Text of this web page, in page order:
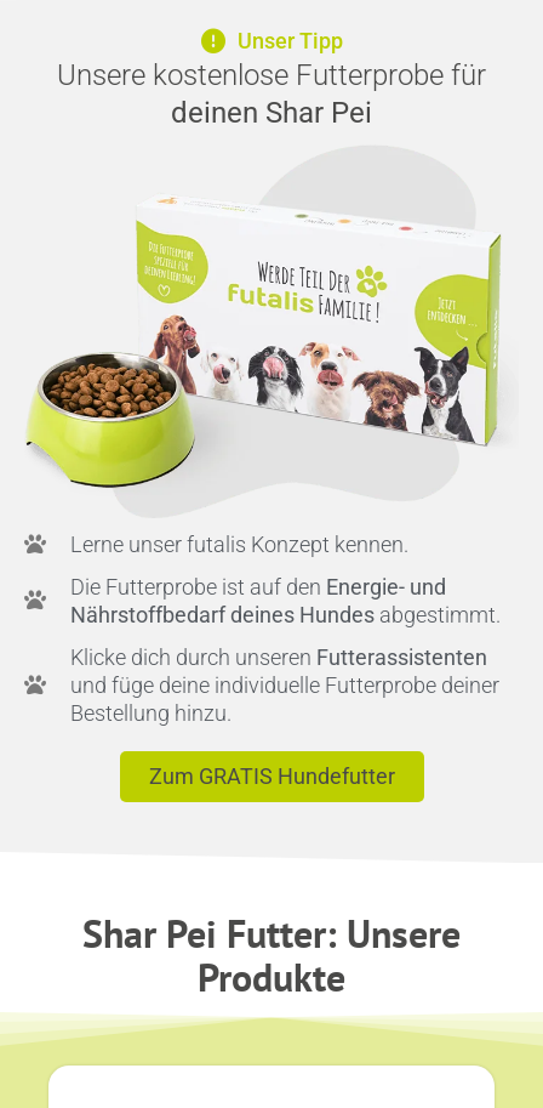
Unser Tipp
Unsere kostenlose Futterprobe für
deinen Shar Pei
Lerne unser futalis Konzept kennen.
Die Futterprobe ist auf den Energie- und
Nährstoffbedarf deines Hundesabgestimmt.
Klicke dich durch unseren Futterassistenten
und füge deine individuelle Futterprobe deiner
Bestellung hinzu.
Zum GRATIS Hundefutter
Shar Pei Futter: Unsere
Produkte